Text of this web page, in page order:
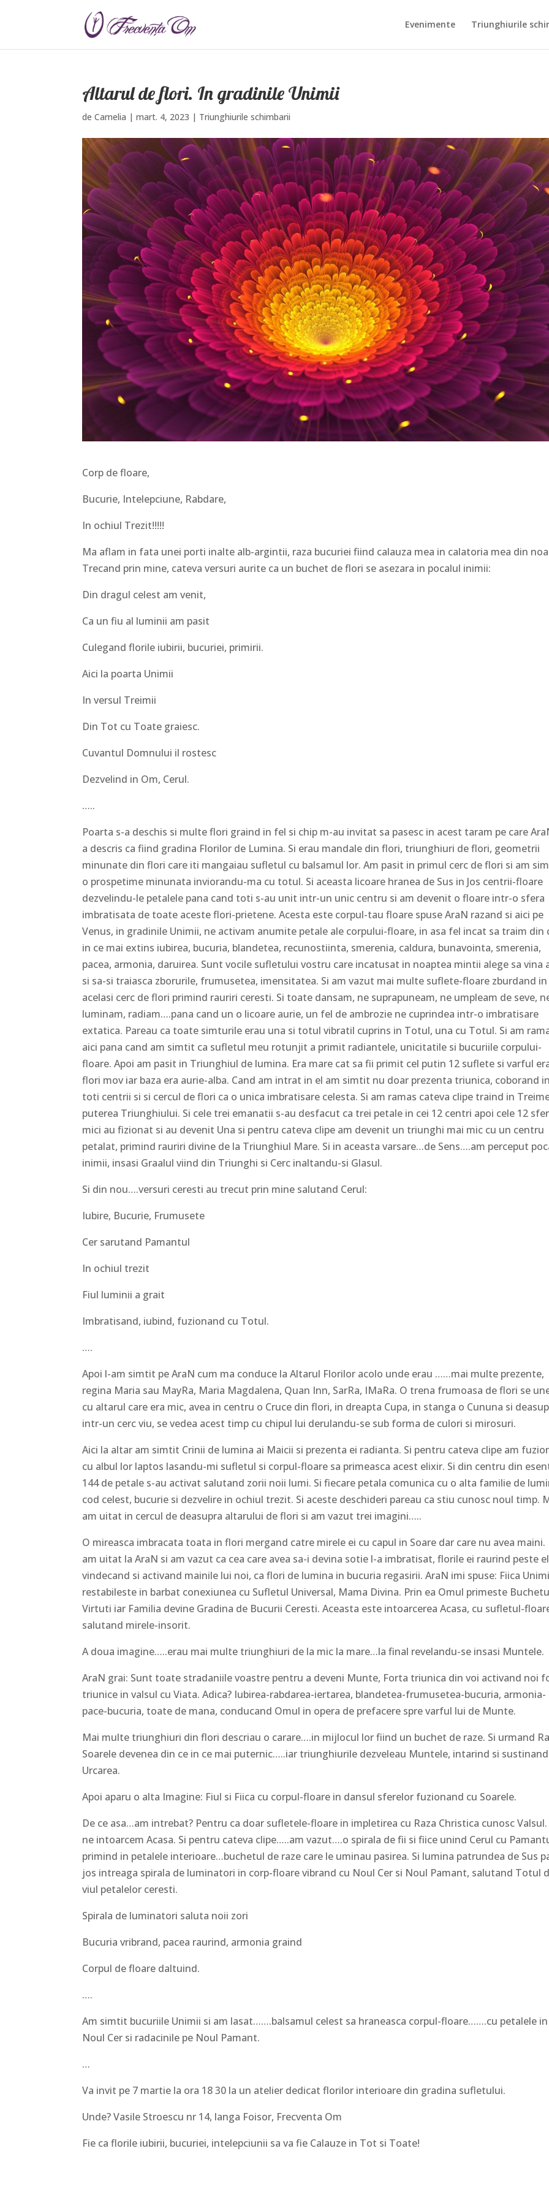
Evenimente Triunghiurile
Altarul de flori. In gradinile Unimii
deCamelia |mart. 4, 2023 | Triunghiurile schimbarii
Corp de floare,
Bucurie, Intelepciune, Rabdare,
In ochiul Trezit!!!!!
Ma aflam in fata unei porti inalte alb-argintii, raza bucuriei fiind calauza mea in calatoria mea din
Trecand prin mine, cateva versuri aurite ca un buchet de flori se asezara in pocalul inimii:
Din dragul celest am venit,
Ca un fiu al luminii am pasit
Culegand florile iubirii, bucuriei, primirii.
Aici la poarta Unimii
In versul Treimii
Din Tot cu Toate graiesc.
Cuvantul Domnului il rostesc
Dezvelind in Om, Cerul.
…..
Poarta s-a deschis si multe flori graind in fel si chip m-au invitat sa pasesc in acest taram pe care
a descris ca fiind gradina Florilor de Lumina. Si erau mandale din flori, triunghiuri de flori, geometrii
minunate din flori care iti mangaiau sufletul cu balsamul lor. Am pasit in primul cerc de flori si am
o prospetime minunata inviorandu-ma cu totul. Si aceasta licoare hranea de Sus in Jos centrii-floare
dezvelindu-le petalele pana cand toti s-au unit intr-un unic centru si am devenit o floare intr-o sfera
imbratisata de toate aceste flori-prietene. Acesta este corpul-tau floare spuse AraN razand si aici pe
Venus, in gradinile Unimii, ne activam anumite petale ale corpului-floare, in asa fel incat sa traim din
in ce mai extins iubirea, bucuria, blandetea, recunostiinta, smerenia, caldura, bunavointa, smerenia,
pacea, armonia, daruirea. Sunt vocile sufletului vostru care incatusat in noaptea mintii alege sa vina
si sa-si traiasca zborurile, frumusetea, imensitatea. Si am vazut mai multe suflete-floare zburdand in
acelasi cerc de flori primind rauriri ceresti. Si toate dansam, ne suprapuneam, ne umpleam de seve,
luminam, radiam….pana cand un o licoare aurie, un fel de ambrozie ne cuprindea intr-o imbratisare
extatica. Pareau ca toate simturile erau una si totul vibratil cuprins in Totul, una cu Totul. Si am
aici pana cand am simtit ca sufletul meu rotunjit a primit radiantele, unicitatile si bucuriile corpului-
floare. Apoi am pasit in Triunghiul de lumina. Era mare cat sa fii primit cel putin 12 suflete si varful
flori mov iar baza era aurie-alba. Cand am intrat in el am simtit nu doar prezenta triunica, coborand
toti centrii si si cercul de flori ca o unica imbratisare celesta. Si am ramas cateva clipe traind in
puterea Triunghiului. Si cele trei emanatii s-au desfacut ca trei petale in cei 12 centri apoi cele 12
mici au fizionat si au devenit Una si pentru cateva clipe am devenit un triunghi mai mic cu un centru
petalat, primind rauriri divine de la Triunghiul Mare. Si in aceasta varsare…de Sens….am perceput
inimii, insasi Graalul viind din Triunghi si Cerc inaltandu-si Glasul.
Si din nou….versuri ceresti au trecut prin mine salutand Cerul:
Iubire, Bucurie, Frumusete
Cer sarutand Pamantul
In ochiul trezit
Fiul luminii a grait
Imbratisand, iubind, fuzionand cu Totul.
….
Apoi l-am simtit pe AraN cum ma conduce la Altarul Florilor acolo unde erau ……mai multe prezente,
regina Maria sau MayRa, Maria Magdalena, Quan Inn, SarRa, IMaRa. O trena frumoasa de flori se
cu altarul care era mic, avea in centru o Cruce din flori, in dreapta Cupa, in stanga o Cununa si
intr-un cerc viu, se vedea acest timp cu chipul lui derulandu-se sub forma de culori si mirosuri.
Aici la altar am simtit Crinii de lumina ai Maicii si prezenta ei radianta. Si pentru cateva clipe am
cu albul lor laptos lasandu-mi sufletul si corpul-floare sa primeasca acest elixir. Si din centru din
144 de petale s-au activat salutand zorii noii lumi. Si fiecare petala comunica cu o alta familie de
cod celest, bucurie si dezvelire in ochiul trezit. Si aceste deschideri pareau ca stiu cunosc noul timp.
am uitat in cercul de deasupra altarului de flori si am vazut trei imagini…..
O mireasca imbracata toata in flori mergand catre mirele ei cu capul in Soare dar care nu avea maini.
am uitat la AraN si am vazut ca cea care avea sa-i devina sotie l-a imbratisat, florile ei raurind peste
vindecand si activand mainile lui noi, ca flori de lumina in bucuria regasirii. AraN imi spuse: Fiica
restabileste in barbat conexiunea cu Sufletul Universal, Mama Divina. Prin ea Omul primeste
Virtuti iar Familia devine Gradina de Bucurii Ceresti. Aceasta este intoarcerea Acasa, cu sufletul-
salutand mirele-insorit.
A doua imagine…..erau mai multe triunghiuri de la mic la mare…la final revelandu-se insasi Muntele.
AraN grai: Sunt toate stradaniile voastre pentru a deveni Munte, Forta triunica din voi activand noi
triunice in valsul cu Viata. Adica? Iubirea-rabdarea-iertarea, blandetea-frumusetea-bucuria, armonia-
pace-bucuria, toate de mana, conducand Omul in opera de prefacere spre varful lui de Munte.
Mai multe triunghiuri din flori descriau o carare….in mijlocul lor fiind un buchet de raze. Si urmand
Soarele devenea din ce in ce mai puternic…..iar triunghiurile dezveleau Muntele, intarind si
Urcarea.
Apoi aparu o alta Imagine: Fiul si Fiica cu corpul-floare in dansul sferelor fuzionand cu Soarele.
De ce asa…am intrebat? Pentru ca doar sufletele-floare in impletirea cu Raza Christica cunosc Valsul.
ne intoarcem Acasa. Si pentru cateva clipe…..am vazut….o spirala de fii si fiice unind Cerul cu
primind in petalele interioare…buchetul de raze care le uminau pasirea. Si lumina patrundea de Sus
jos intreaga spirala de luminatori in corp-floare vibrand cu Noul Cer si Noul Pamant, salutand Totul
viul petalelor ceresti.
Spirala de luminatori saluta noii zori
Bucuria vribrand, pacea raurind, armonia graind
Corpul de floare daltuind.
….
Am simtit bucuriile Unimii si am lasat…….balsamul celest sa hraneasca corpul-floare…….cu petalele in
Noul Cer si radacinile pe Noul Pamant.
…
Va invit pe 7 martie la ora 18 30 la un atelier dedicat florilor interioare din gradina sufletului.
Unde? Vasile Stroescu nr 14, langa Foisor, Frecventa Om
Fie ca florile iubirii, bucuriei, intelepciunii sa va fie Calauze in Tot si Toate!